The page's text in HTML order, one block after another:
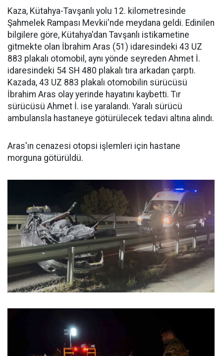
Kaza, Kütahya-Tavşanlı yolu 12. kilometresinde
Şahmelek Rampası Mevkii'nde meydana geldi. Edinilen
bilgilere göre, Kütahya'dan Tavşanlı istikametine
gitmekte olan İbrahim Aras (51) idaresindeki 43 UZ
883 plakalı otomobil, aynı yönde seyreden Ahmet İ.
idaresindeki 54 SH 480 plakalı tıra arkadan çarptı.
Kazada, 43 UZ 883 plakalı otomobilin sürücüsü
İbrahim Aras olay yerinde hayatını kaybetti. Tır
sürücüsü Ahmet İ. ise yaralandı. Yaralı sürücü
ambulansla hastaneye götürülecek tedavi altına alındı.
Aras'ın cenazesi otopsi işlemleri için hastane
morguna götürüldü.